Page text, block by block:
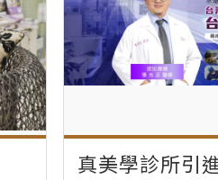
真美學診所引